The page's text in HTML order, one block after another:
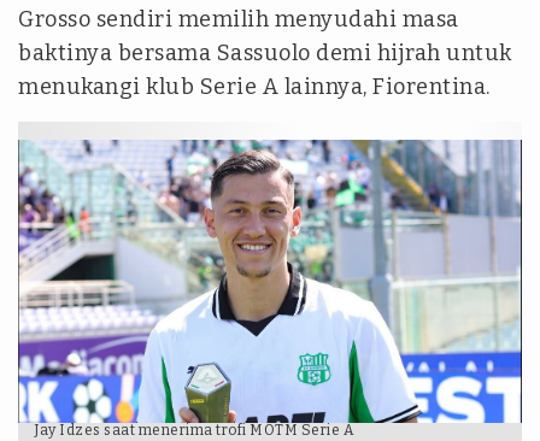
Grosso sendiri memilih menyudahi masa
baktinya bersama Sassuolo demi hijrah untuk
menukangi klub Serie A lainnya, Fiorentina.
Jay Idzes saat menerima trofi MOTM Serie A